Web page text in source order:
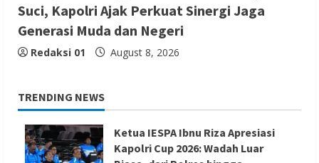
Suci, Kapolri Ajak Perkuat Sinergi Jaga
Generasi Muda dan Negeri
Redaksi 01 August 8, 2026
TRENDING NEWS
Ketua IESPA Ibnu Riza Apresiasi
Kapolri Cup 2026: Wadah Luar